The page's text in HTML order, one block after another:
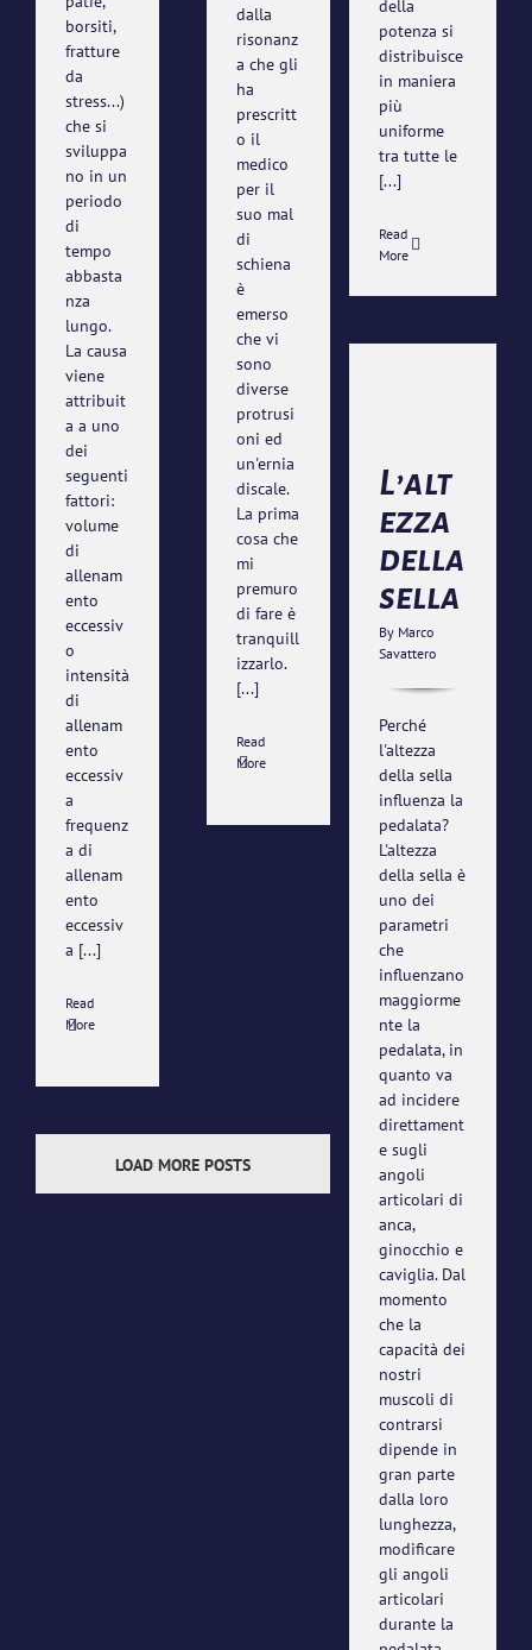
borsiti,
fratture
da
stress...)
che si
sviluppa
no in un
periodo
di
tempo
abbasta
nza
lungo.
La causa
viene
attribuit
a a uno
dei
seguenti
fattori:
volume
di
allenam
ento
eccessiv
o
intensità
di
allenam
ento
eccessiv
a
frequenz
a di
allenam
ento
eccessiv
a [...]
Read
More
dalla
risonanz
a che gli
ha
prescritt
o il
medico
per il
suo mal
di
schiena
è
emerso
che vi
sono
diverse
protrusi
oni ed
un'ernia
discale.
La prima
cosa che
mi
premuro
di fare è
tranquill
izzarlo.
[...]
Read
More
LOAD MORE POSTS
della
potenza si
distribuisce
in maniera
più
uniforme
tra tutte le
[...]
Read
More
L’altezza
della
sella
Analisi
Biomeccanica
L’alt
ezza
della
sella
By Marco
Savattero
Perché
l'altezza
della sella
influenza la
pedalata?
L'altezza
della sella è
uno dei
parametri
che
influenzano
maggiorme
nte la
pedalata, in
quanto va
ad incidere
direttament
e sugli
angoli
articolari di
anca,
ginocchio e
caviglia. Dal
momento
che la
capacità dei
nostri
muscoli di
contrarsi
dipende in
gran parte
dalla loro
lunghezza,
modificare
gli angoli
articolari
durante la